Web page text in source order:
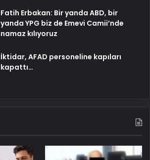
Fatih Erbakan: Bir yanda ABD, bir
yanda YPG biz de Emevi Camii’nde
namaz kılıyoruz
İktidar, AFAD personeline kapıları
kapattı…